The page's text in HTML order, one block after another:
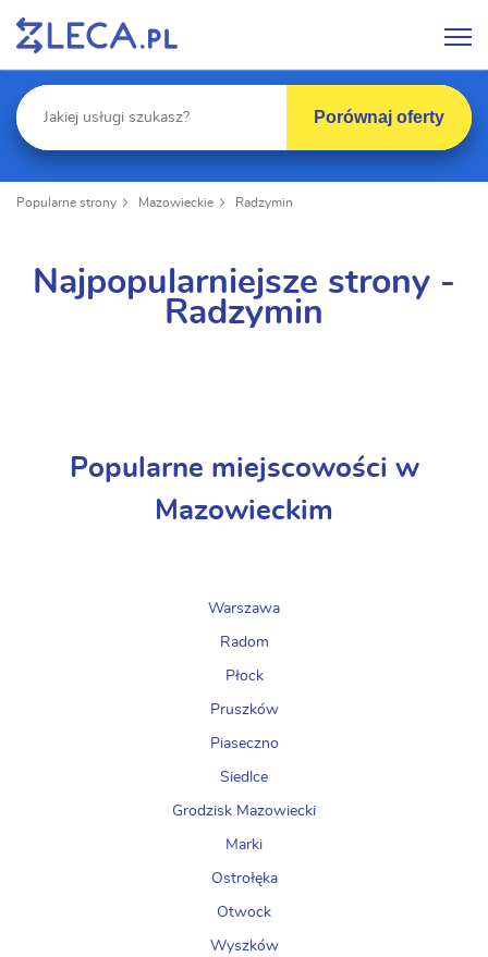
Porównaj oferty
Popularne strony Mazowieckie Radzymin
Najpopularniejsze strony -
Radzymin
Popularne miejscowości w
Mazowieckim
Warszawa
Radom
Płock
Pruszków
Piaseczno
Siedlce
Grodzisk Mazowiecki
Marki
Ostrołęka
Otwock
Wyszków